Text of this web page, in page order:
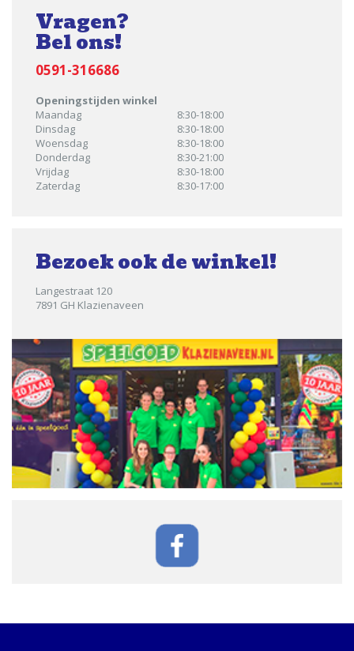
Vragen?
Bel ons!
0591-316686
Openingstijden winkel
Maandag
8:30-18:00
Dinsdag
8:30-18:00
Woensdag
8:30-18:00
Donderdag
8:30-21:00
Vrijdag
8:30-18:00
Zaterdag
8:30-17:00
Bezoek ook de winkel!
Langestraat 120
7891 GH Klazienaveen